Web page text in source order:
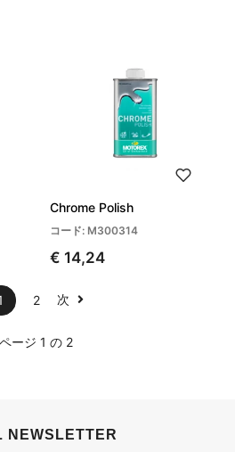
Chrome Polish
コード: M300314
€ 14,24
2 次
ページ 1 の 2
NEWSLETTER